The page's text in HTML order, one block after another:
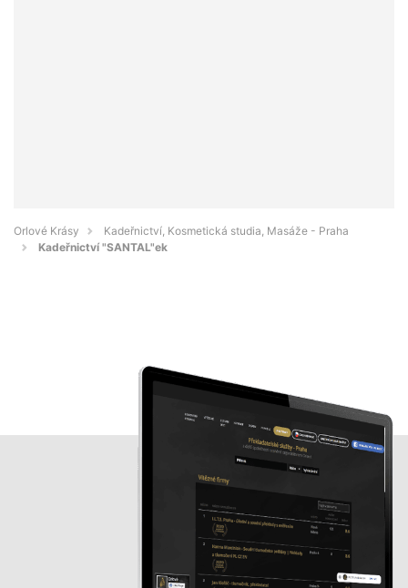
Orlové Krásy
Kadeřnictví, Kosmetická studia, Masáže - Praha
Kadeřnictví "SANTAL"ek